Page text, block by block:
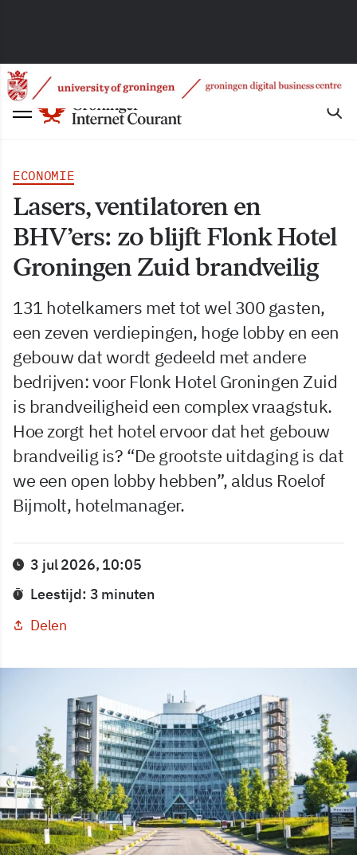
ECONOMIE
Lasers, ventilatoren en
BHV’ers: zo blijft Flonk Hotel
Groningen Zuid brandveilig
131 hotelkamers met tot wel 300 gasten,
een zeven verdiepingen, hoge lobby en een
gebouw dat wordt gedeeld met andere
bedrijven: voor Flonk Hotel Groningen Zuid
is brandveiligheid een complex vraagstuk.
Hoe zorgt het hotel ervoor dat het gebouw
brandveilig is? “De grootste uitdaging is dat
we een open lobby hebben”, aldus Roelof
Bijmolt, hotelmanager.
3 jul 2026, 10:05
Leestijd: 3 minuten
Delen